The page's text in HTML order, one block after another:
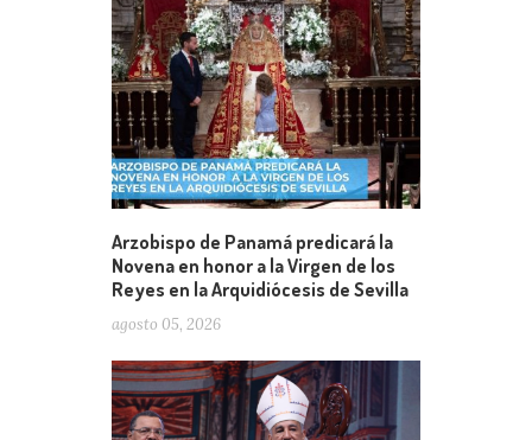
Arzobispo de Panamá predicará la
Novena en honor a la Virgen de los
Reyes en la Arquidiócesis de Sevilla
agosto 05, 2026